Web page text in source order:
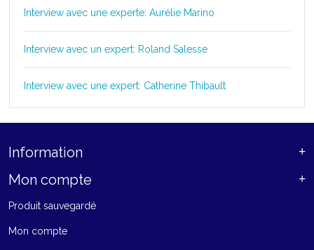
Interview avec une experte: Aurélie Marino
Interview avec un expert: Roland Salesse
Interview avec une expert: Catherine Thibault
Information
Mon compte
Produit sauvegardé
Mon compte